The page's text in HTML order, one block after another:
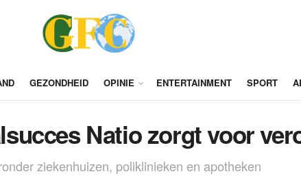
GEZONDHEID OPINIE ENTERTAINMENT SPORT
Natio zorgt voor
ziekenhuizen, poliklinieken en apotheken